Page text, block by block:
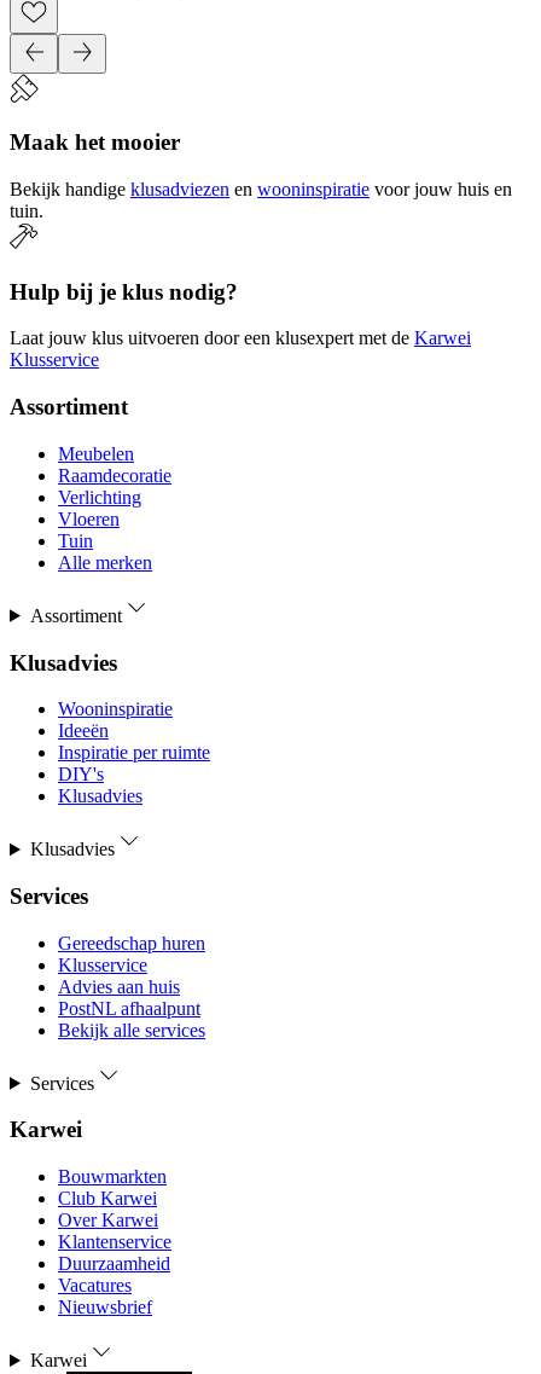
Maak het mooier
Bekijk handige klusadviezen en wooninspiratie voor jouw huis en
tuin.
Hulp bij je klus nodig?
Laat jouw klus uitvoeren door een klusexpert met de Karwei
Klusservice
Assortiment
Meubelen
Raamdecoratie
Verlichting
Vloeren
Tuin
Alle merken
Assortiment
Klusadvies
Wooninspiratie
Ideeën
Inspiratie per ruimte
DIY's
Klusadvies
Klusadvies
Services
Gereedschap huren
Klusservice
Advies aan huis
PostNL afhaalpunt
Bekijk alle services
Services
Karwei
Bouwmarkten
Club Karwei
Over Karwei
Klantenservice
Duurzaamheid
Vacatures
Nieuwsbrief
Karwei